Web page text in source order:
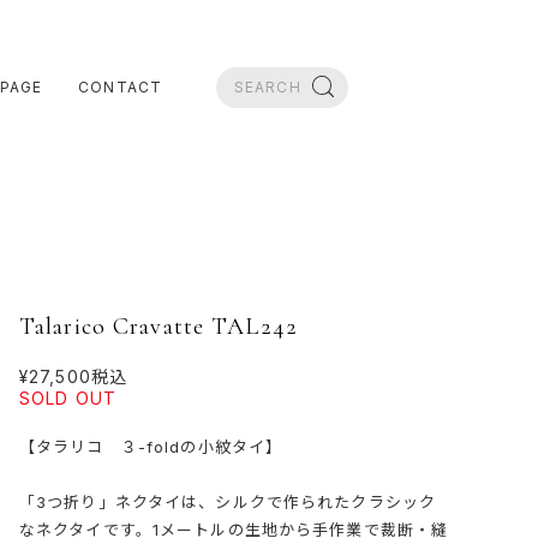
CONTACT
Talarico Cravatte TAL242
¥27,500税込
SOLD OUT
【タラリコ ３-foldの小紋タイ】
「3つ折り」ネクタイは、シルクで作られたクラシック
なネクタイです。1メートルの生地から手作業で裁断・縫